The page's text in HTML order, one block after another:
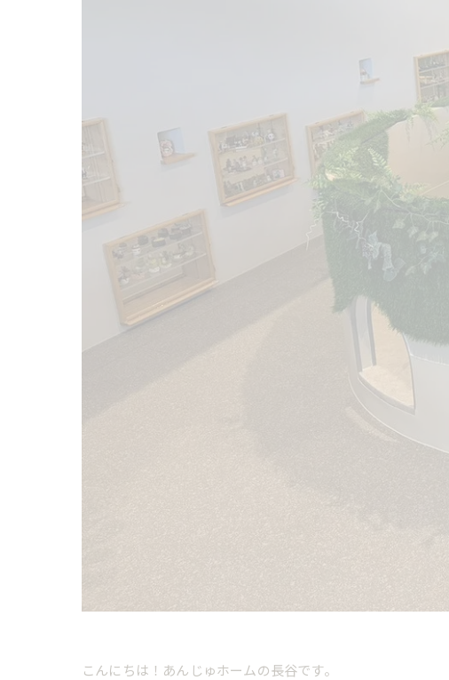
こんにちは！あんじゅホームの長谷です。